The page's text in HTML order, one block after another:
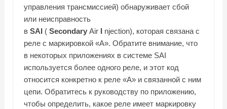
управления трансмиссией) обнаруживает сбой
или неисправность
вSAI (Secondary Air I njection), которая связана с
реле с маркировкой «A». Обратите внимание, что
в некоторых приложениях в системе SAI
используется более одного реле, и этот код
относится конкретно к реле «А» и связанной с ним
цепи. Обратитесь к руководству по приложению,
чтобы определить, какое реле имеет маркировку